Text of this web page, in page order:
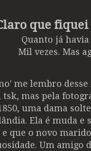
que
Quanto já
Mil vezes. Mas
me lembro
mas pela
uma dama
Ela é muda
que o novo
Um